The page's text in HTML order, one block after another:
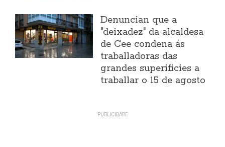
Denuncian que a
"deixadez" da alcaldesa
de Cee condena ás
traballadoras das
grandes superificies a
traballar o 15 de agosto